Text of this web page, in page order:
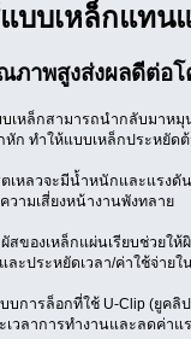
บบเหล็กแทน
ภาพสูงส่งผลดีต่อ
เหล็กสามารถนำกลับมาห
หัก ทำให้แบบเหล็กประหยั
หลวจะมีน้ำหนักและแรงดั
วามเสี่ยงหน้างานพังทลาย
ของเหล็กแผ่นเรียบช่วยใ
ะประหยัดเวลา/ค่าใช้จ่าย
บการล็อกที่ใช้ U-Clip (ยู
เวลาการทำงานและลดค่า